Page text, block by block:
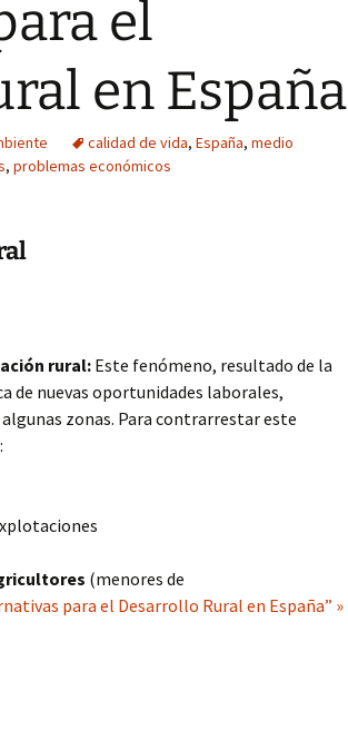
el
en España
calidad de vida, España, medio
, problemas económicos
rural: Este fenómeno, resultado de la
de nuevas oportunidades laborales,
zonas. Para contrarrestar este
(menores de
para el Desarrollo Rural en España” »